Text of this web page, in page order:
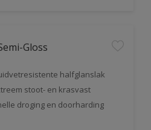
Gloss
halfglanslak
stoot- en krasvast
droging en doorharding